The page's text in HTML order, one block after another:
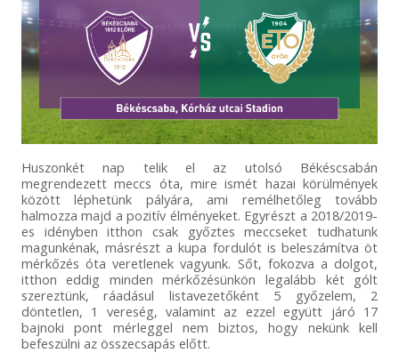
Huszonkét nap telik el az utolsó Békéscsabán
megrendezett meccs óta, mire ismét hazai körülmények
között léphetünk pályára, ami remélhetőleg tovább
halmozza majd a pozitív élményeket. Egyrészt a 2018/2019-
es idényben itthon csak győztes meccseket tudhatunk
magunkénak, másrészt a kupa fordulót is beleszámítva öt
mérkőzés óta veretlenek vagyunk. Sőt, fokozva a dolgot,
itthon eddig minden mérkőzésünkön legalább két gólt
szereztünk, ráadásul listavezetőként 5 győzelem, 2
döntetlen, 1 vereség, valamint az ezzel együtt járó 17
bajnoki pont mérleggel nem biztos, hogy nekünk kell
befeszülni az összecsapás előtt.